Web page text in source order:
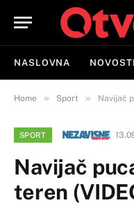
NASLOVNA NOVOSTI
Home » Sport » Navijač
SPORT
Navijač
teren